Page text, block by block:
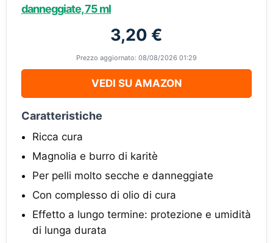
danneggiate, 75 ml
3,20 €
Prezzo aggiornato: 08/08/2026 01:29
VEDI SU AMAZON
Caratteristiche
Ricca cura
Magnolia e burro di karitè
Per pelli molto secche e danneggiate
Con complesso di olio di cura
Effetto a lungo termine: protezione e umidità
di lunga durata